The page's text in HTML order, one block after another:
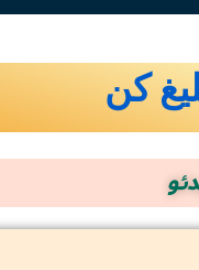
کن